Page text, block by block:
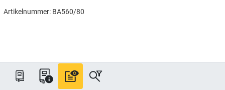
Artikelnummer: BA560/80